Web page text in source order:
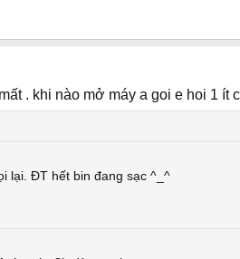
. khi nào mở máy a goi e hoi 1 ít
lại. ĐT hết bin đang sạc ^_^